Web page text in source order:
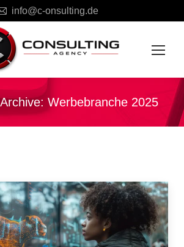
info@c-onsulting.de
Werbebranche 2025